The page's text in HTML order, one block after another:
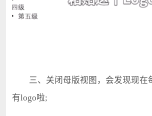
三、关闭母版视图，会发现现在
有logo啦;